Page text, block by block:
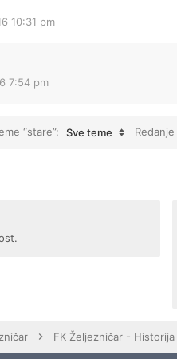
10:31 pm
7:54 pm
“stare”: Sve teme Redanje
FK Željezničar - Historija